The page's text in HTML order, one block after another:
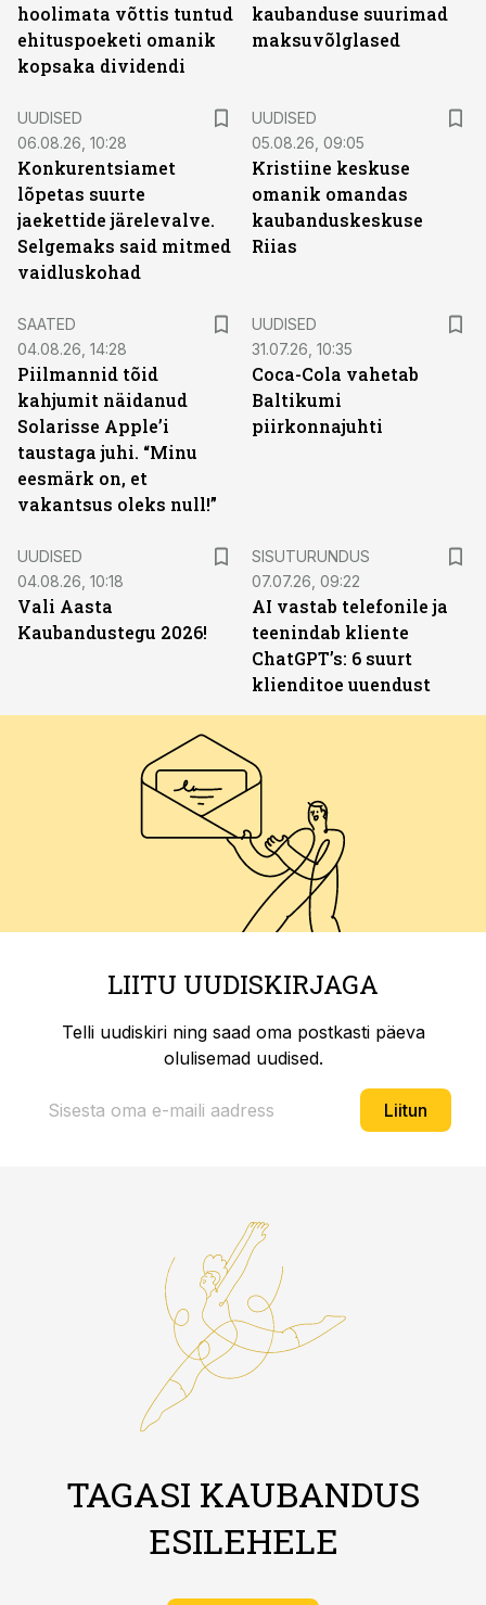
hoolimata võttis tuntud
ehituspoeketi omanik
kopsaka dividendi
kaubanduse suurimad
maksuvõlglased
UUDISED
06.08.26, 10:28
Konkurentsiamet
lõpetas suurte
jaekettide järelevalve.
Selgemaks said mitmed
vaidluskohad
UUDISED
05.08.26, 09:05
Kristiine keskuse
omanik omandas
kaubanduskeskuse
Riias
SAATED
04.08.26, 14:28
Piilmannid tõid
kahjumit näidanud
Solarisse Apple’i
taustaga juhi. “Minu
eesmärk on, et
vakantsus oleks null!”
UUDISED
31.07.26, 10:35
Coca-Cola vahetab
Baltikumi
piirkonnajuhti
UUDISED
04.08.26, 10:18
Vali Aasta
Kaubandustegu 2026!
SISUTURUNDUS
07.07.26, 09:22
AI vastab telefonile ja
teenindab kliente
ChatGPT’s: 6 suurt
klienditoe uuendust
LIITU UUDISKIRJAGA
Telli uudiskiri ning saad oma postkasti päeva
olulisemad uudised.
Liitun
TAGASI KAUBANDUS
ESILEHELE